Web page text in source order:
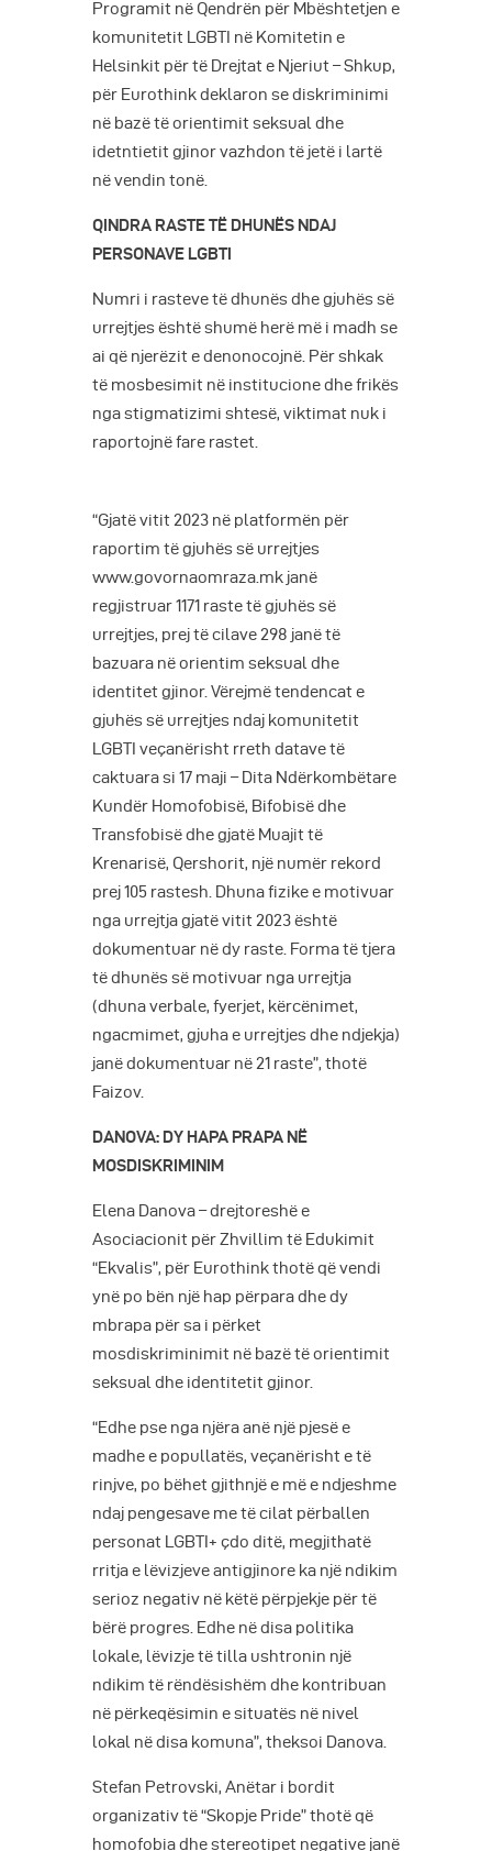
Programit në Qendrën për Mbështetjen e
komunitetit LGBTI në Komitetin e
Helsinkit për të Drejtat e Njeriut – Shkup,
për Eurothink deklaron se diskriminimi
në bazë të orientimit seksual dhe
idetntietit gjinor vazhdon të jetë i lartë
në vendin tonë.
QINDRA RASTE TË DHUNËS NDAJ
PERSONAVE LGBTI
Numri i rasteve të dhunës dhe gjuhës së
urrejtjes është shumë herë më i madh se
ai që njerëzit e denonocojnë. Për shkak
të mosbesimit në institucione dhe frikës
nga stigmatizimi shtesë, viktimat nuk i
raportojnë fare rastet.
“Gjatë vitit 2023 në platformën për
raportim të gjuhës së urrejtjes
www.govornaomraza.mk janë
regjistruar 1171 raste të gjuhës së
urrejtjes, prej të cilave 298 janë të
bazuara në orientim seksual dhe
identitet gjinor. Vërejmë tendencat e
gjuhës së urrejtjes ndaj komunitetit
LGBTI veçanërisht rreth datave të
caktuara si 17 maji – Dita Ndërkombëtare
Kundër Homofobisë, Bifobisë dhe
Transfobisë dhe gjatë Muajit të
Krenarisë, Qershorit, një numër rekord
prej 105 rastesh. Dhuna fizike e motivuar
nga urrejtja gjatë vitit 2023 është
dokumentuar në dy raste. Forma të tjera
të dhunës së motivuar nga urrejtja
(dhuna verbale, fyerjet, kërcënimet,
ngacmimet, gjuha e urrejtjes dhe ndjekja)
janë dokumentuar në 21 raste”, thotë
Faizov.
DANOVA: DY HAPA PRAPA NË
MOSDISKRIMINIM
Elena Danova – drejtoreshë e
Asociacionit për Zhvillim të Edukimit
“Ekvalis”, për Eurothink thotë që vendi
ynë po bën një hap përpara dhe dy
mbrapa për sa i përket
mosdiskriminimit në bazë të orientimit
seksual dhe identitetit gjinor.
“Edhe pse nga njëra anë një pjesë e
madhe e popullatës, veçanërisht e të
rinjve, po bëhet gjithnjë e më e ndjeshme
ndaj pengesave me të cilat përballen
personat LGBTI+ çdo ditë, megjithatë
rritja e lëvizjeve antigjinore ka një ndikim
serioz negativ në këtë përpjekje për të
bërë progres. Edhe në disa politika
lokale, lëvizje të tilla ushtronin një
ndikim të rëndësishëm dhe kontribuan
në përkeqësimin e situatës në nivel
lokal në disa komuna”, theksoi Danova.
Stefan Petrovski, Anëtar i bordit
organizativ të “Skopje Pride” thotë që
homofobia dhe stereotipet negative janë